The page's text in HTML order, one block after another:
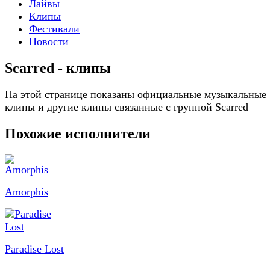
Лайвы
Клипы
Фестивали
Новости
Scarred - клипы
На этой странице показаны официальные музыкальные
клипы и другие клипы связанные с группой Scarred
Похожие исполнители
Amorphis
Paradise Lost